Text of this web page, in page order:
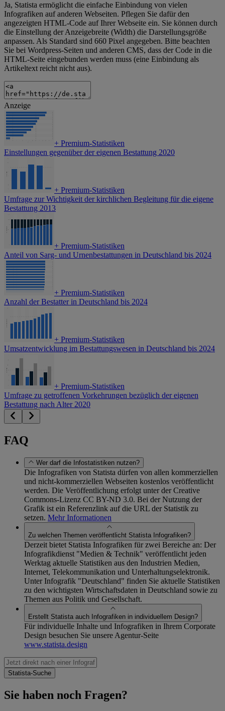
Ja, Statista ermöglicht die einfache Einbindung von vielen
Infografiken auf anderen Webseiten. Pflegen Sie dafür den
angezeigten HTML-Code auf Ihrer Webseite ein. Sie können durch
die Einstellung der Anzeigebreite (Width) die Darstellungsgröße
anpassen. Als Standard sind 660 Pixel angegeben. Bitte beachten
Sie bei Wordpress-Seiten und anderen CMS, dass der Code in die
HTML-Seite eingebunden werden muss (eine Einbindung als
Artikeltext reicht nicht aus).
Anzeige
+ Premium-Statistiken
Einstellungen gegenüber der eigenen Bestattung 2020
+ Premium-Statistiken
Umfrage zur Wichtigkeit der kirchlichen Begleitung für die eigene
Bestattung 2013
+ Premium-Statistiken
Anteil von Sarg- und Urnenbestattungen in Deutschland bis 2024
+ Premium-Statistiken
Anzahl der Bestatter in Deutschland bis 2024
+ Premium-Statistiken
Umsatzentwicklung im Bestattungswesen in Deutschland bis 2024
+ Premium-Statistiken
Umfrage zu getroffenen Vorkehrungen bezüglich der eigenen
Bestattung nach Alter 2020
FAQ
Wer darf die Infostatistiken nutzen?
Die Infografiken von Statista dürfen von allen kommerziellen
und nicht-kommerziellen Webseiten kostenlos veröffentlicht
werden. Die Veröffentlichung erfolgt unter der Creative
Commons-Lizenz CC BY-ND 3.0. Bei der Nutzung der
Grafik ist ein Referenzlink auf die URL der Statistik zu
setzen. Mehr Informationen
Zu welchen Themen veröffentlicht Statista Infografiken?
Derzeit bietet Statista Infografiken für zwei Bereiche an: Der
Infografikdienst "Medien & Technik" veröffentlicht jeden
Werktag aktuelle Statistiken aus den Industrien Medien,
Internet, Telekommunikation und Unterhaltungselektronik.
Unter Infografik "Deutschland" finden Sie aktuelle Statistiken
zu den wichtigsten Wirtschaftsdaten in Deutschland sowie zu
Themen aus Politik und Gesellschaft.
Erstellt Statista auch Infografiken in individuellem Design?
Für individuelle Inhalte und Infografiken in Ihrem Corporate
Design besuchen Sie unsere Agentur-Seite
www.statista.design
Sie haben noch Fragen?